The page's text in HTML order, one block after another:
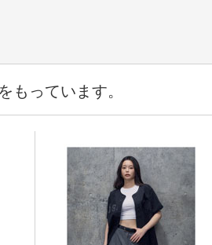
もっています。